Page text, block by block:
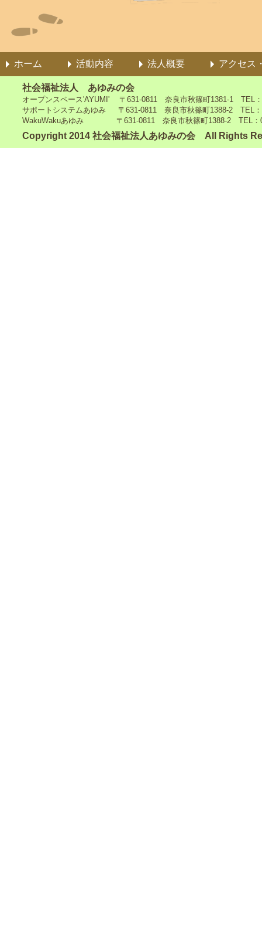
ホーム 活動内容 法人概要 アクセス
社会福祉法人 あゆみの会
オープンスペース'AYUMI' 〒631-0811 奈良市秋篠町1381-1 TEL
サポートシステムあゆみ 〒631-0811 奈良市秋篠町1388-2 TEL：
WakuWakuあゆみ 〒631-0811 奈良市秋篠町1388-2 TEL：
Copyright 2014 社会福祉法人あゆみの会 All Rights